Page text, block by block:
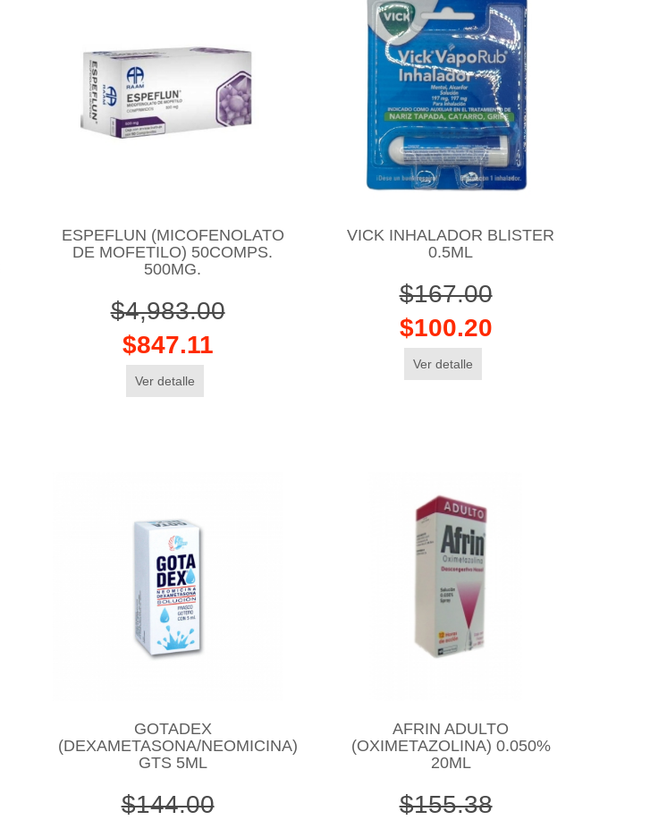
ESPEFLUN (MICOFENOLATO
DE MOFETILO) 50COMPS.
500MG.
$4,983.00
$847.11
Ver detalle
VICK INHALADOR BLISTER
0.5ML
$167.00
$100.20
Ver detalle
GOTADEX
(DEXAMETASONA/NEOMICINA)
GTS 5ML
$144.00
AFRIN ADULTO
(OXIMETAZOLINA) 0.050%
20ML
$155.38